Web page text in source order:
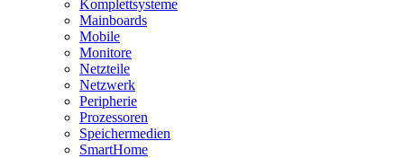
Komplettsysteme
Mainboards
Mobile
Monitore
Netzteile
Netzwerk
Peripherie
Prozessoren
Speichermedien
SmartHome